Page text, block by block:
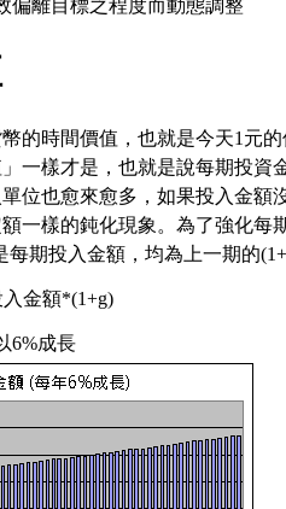
偏離目標之程度而動態調整
的時間價值，也就是今天1元
一樣才是，也就是說每期投資
位也愈來愈多，如果投入金額
一樣的鈍化現象。為了強化每
期投入金額，均為上一期的
金額*(1+g)
6%成長